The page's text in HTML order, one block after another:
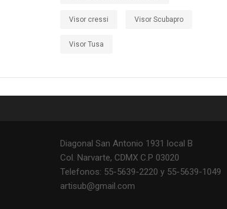
Visor cressi Visor Scubapro
Visor Tusa
Diagonal San Antonio 1931 local B
Col. Narvarte, CDMX C.P 03020
Telefonos: 55-5639-2220 y 55-5639-1049
artisub@gmail.com